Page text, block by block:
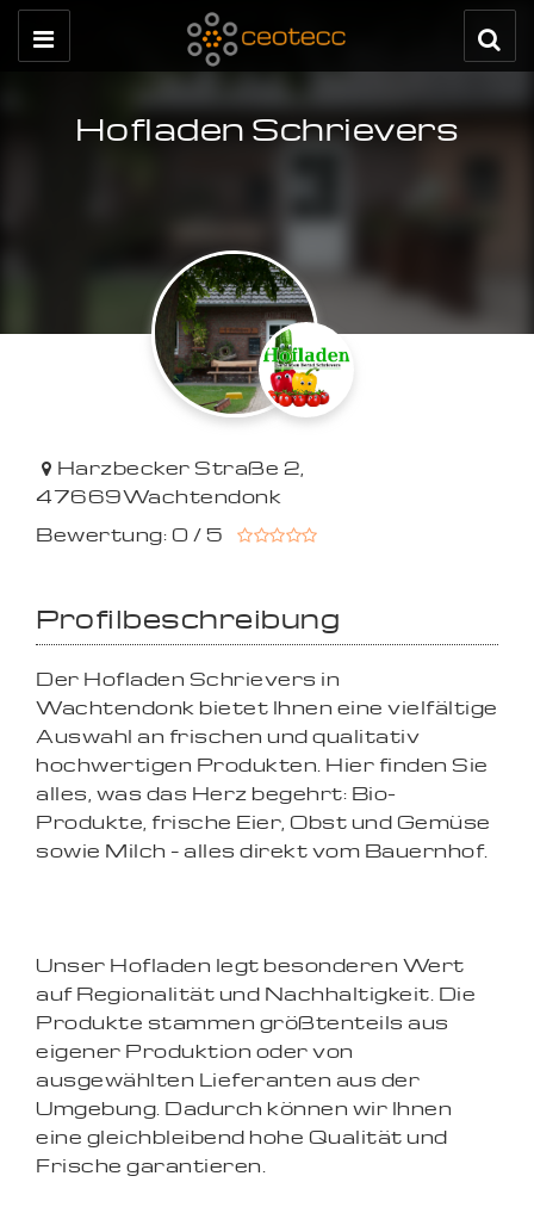
Hofladen Schrievers
Harzbecker Straße 2,
47669Wachtendonk
Bewertung: 0 / 5
Profilbeschreibung
Der Hofladen Schrievers in
Wachtendonk bietet Ihnen eine vielfältige
Auswahl an frischen und qualitativ
hochwertigen Produkten. Hier finden Sie
alles, was das Herz begehrt: Bio-
Produkte, frische Eier, Obst und Gemüse
sowie Milch – alles direkt vom Bauernhof.
Unser Hofladen legt besonderen Wert
auf Regionalität und Nachhaltigkeit. Die
Produkte stammen größtenteils aus
eigener Produktion oder von
ausgewählten Lieferanten aus der
Umgebung. Dadurch können wir Ihnen
eine gleichbleibend hohe Qualität und
Frische garantieren.